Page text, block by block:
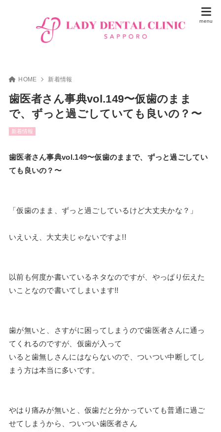
HOME 新着情報
歯医者さん事典vol.149〜仮歯のまま
で、ずっと過ごしていても良いの？〜
新着情報
歯医者さん事典vol.149〜仮歯のままで、ずっと過ごしてい
ても良いの？〜
「仮歯のまま、ずっと過ごしているけど大丈夫かな？」
いえいえ、大丈夫じゃないですよ!!
以前も何度か書いているネタなのですが、やっぱり伝えた
いことなので書いてしまいます!!
歯が無いと、さすがに困ってしまうので歯医者さんに通っ
てくれるのですが、仮歯が入って
いると歯無しさんにはならないので、ついつい中断してし
まう方は本当に多いです。
やはり痛みが無いと、仮歯だと分かっていても普通に過ご
せてしまうから、ついつい歯医者さん